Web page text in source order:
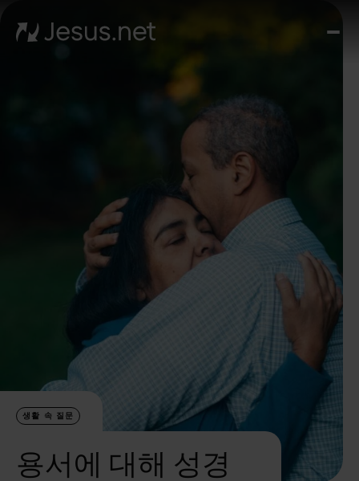
질
삶
영
상
코
스
문
의
생활 속 질문
용서에 대해 성경